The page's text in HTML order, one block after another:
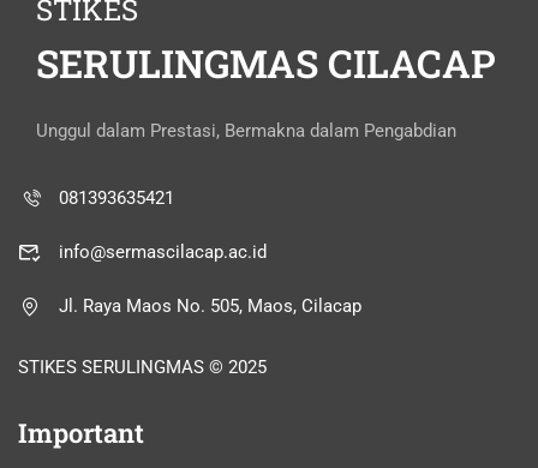
STIKES
SERULINGMAS CILACAP
Unggul dalam Prestasi, Bermakna dalam Pengabdian
081393635421
info@sermascilacap.ac.id
Jl. Raya Maos No. 505, Maos, Cilacap
STIKES SERULINGMAS © 2025
Important